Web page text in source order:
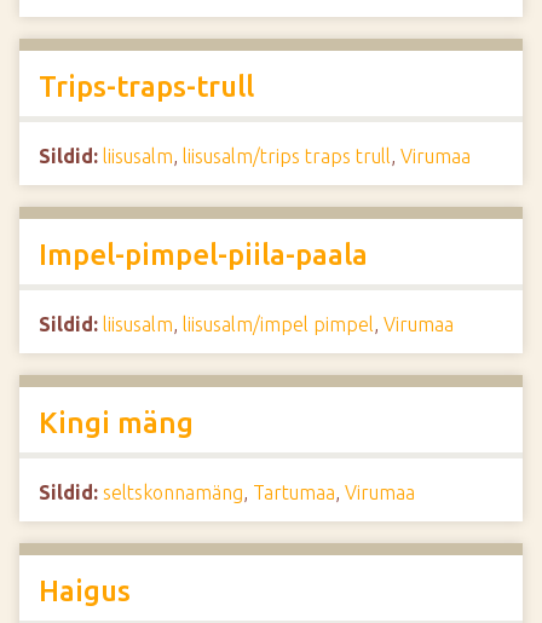
Trips-traps-trull
Sildid: liisusalm, liisusalm/trips traps trull, Virumaa
Impel-pimpel-piila-paala
Sildid: liisusalm, liisusalm/impel pimpel, Virumaa
Kingi mäng
Sildid: seltskonnamäng, Tartumaa, Virumaa
Haigus